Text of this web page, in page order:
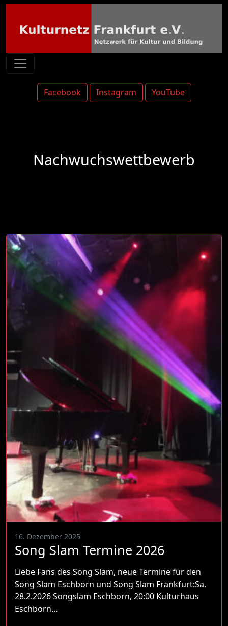
Facebook Instagram YouTube
Nachwuchswettbewerb
16. Dezember 2025
Song Slam Termine 2026
Liebe Fans des Song Slam, neue Termine für den
Song Slam Eschborn und Song Slam Frankfurt:Sa.
28.2.2026 Songslam Eschborn, 20:00 Kulturhaus
Eschborn…